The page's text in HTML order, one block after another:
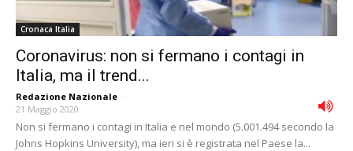
Cronaca Italia
Coronavirus: non si fermano i contagi in
Italia, ma il trend...
Redazione Nazionale -
21 Maggio 2020
Non si fermano i contagi in Italia e nel mondo (5.001.494 secondo la
Johns Hopkins University), ma ieri si è registrata nel Paese la...